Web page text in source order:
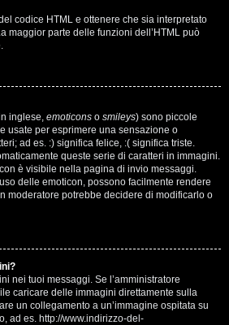
codice HTML e ottenere che sia interpretato
maggior parte delle funzioni dell’HTML può
inglese, emoticons o smileys) sono piccole
usate per esprimere una sensazione o
ad es. :) significa felice, :( significa triste.
queste serie di caratteri in immagini.
è visibile nella pagina di invio messaggi.
delle emoticon, possono facilmente rendere
moderatore potrebbe decidere di modificarlo o
nei tuoi messaggi. Se l’amministratore
caricare delle immagini direttamente sulla
un collegamento a un’immagine ospitata su
ad es. http://www.indirizzo-del-